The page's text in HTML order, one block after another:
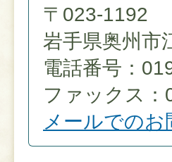
〒023-1192
岩手県奥州市
電話番号：
ファックス：
メールでのお